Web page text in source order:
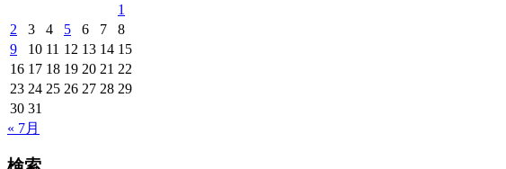
1
2
3 4 5 6 7
8
9
10 11 12 13 14 15
16 17 18 19 20 21 22
23 24 25 26 27 28 29
30 31
« 7月